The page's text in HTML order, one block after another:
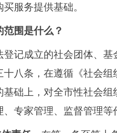
服务提供基础。
范围是什么？
记成立的社会团体、
十八条，在遵循《社会
基础上，对全市性社会
专家管理、监督管理等